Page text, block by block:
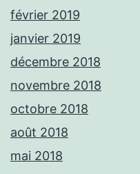
février 2019
janvier 2019
décembre 2018
novembre 2018
octobre 2018
août 2018
mai 2018